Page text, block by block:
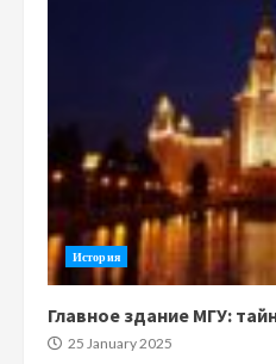
История
Главное здание МГУ:
25 January 2025